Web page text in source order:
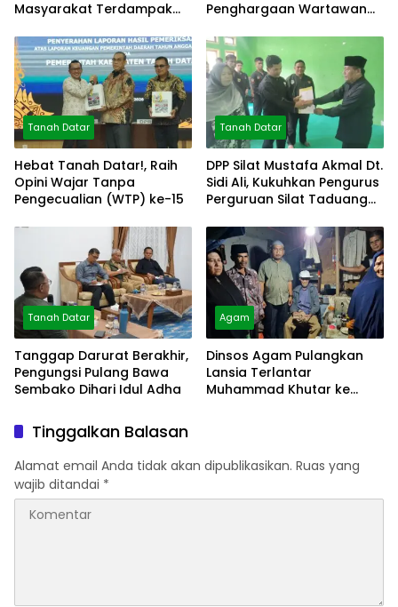
Masyarakat Terdampak
Penghargaan Wartawan
Tanah Datar
Hebat Tanah Datar!, Raih
Opini Wajar Tanpa
Pengecualian (WTP) ke-15
Tanah Datar
DPP Silat Mustafa Akmal Dt.
Sidi Ali, Kukuhkan Pengurus
Perguruan Silat Taduang
Tanah Datar
Tanggap Darurat Berakhir,
Pengungsi Pulang Bawa
Sembako Dihari Idul Adha
Agam
Dinsos Agam Pulangkan
Lansia Terlantar
Muhammad Khutar ke
Tinggalkan Balasan
Alamat email Anda tidak akan dipublikasikan. Ruas yang
wajib ditandai *